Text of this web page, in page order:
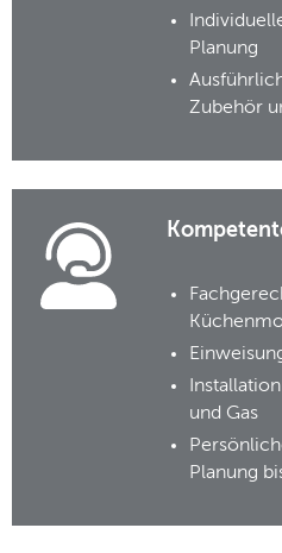
Planung
Zubehör
und Gas
Planung